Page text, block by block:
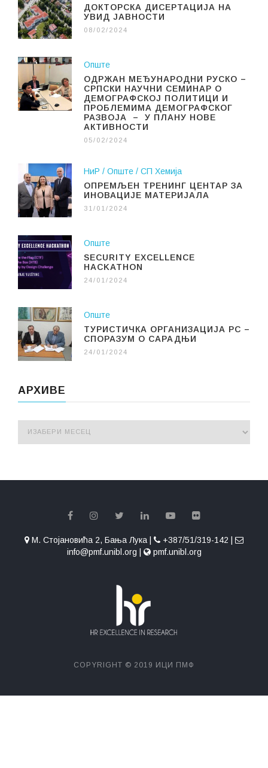
ДОКТОРСКА ДИСЕРТАЦИЈА НА
УВИД ЈАВНОСТИ
08/02/2024
Опште
ОДРЖАН МЕЂУНАРОДНИ РУСКО –
СРПСКИ НАУЧНИ СЕМИНАР О
ДЕМОГРАФСКОЈ ПОЛИТИЦИ И
ПРОБЛЕМИМА ДЕМОГРАФСКОГ
РАЗВОЈА – У ПЛАНУ НОВЕ
АКТИВНОСТИ
05/02/2024
НиР Опште
СП Хемија
ОПРЕМЉЕН ТРЕНИНГ ЦЕНТАР ЗА
ИНОВАЦИЈЕ МАТЕРИЈАЛА
31/01/2024
Опште
SECURITY EXCELLENCE
HACKATHON
24/01/2024
Опште
ТУРИСТИЧКА ОРГАНИЗАЦИЈА РС –
СПОРАЗУМ О САРАДЊИ
24/01/2024
АРХИВЕ
М. Стојановића 2, Бања Лука |
+387/51/319-142 |
info@pmf.unibl.org |
pmf.unibl.org
COPYRIGHT © 2019 ИЦИ ПМФ